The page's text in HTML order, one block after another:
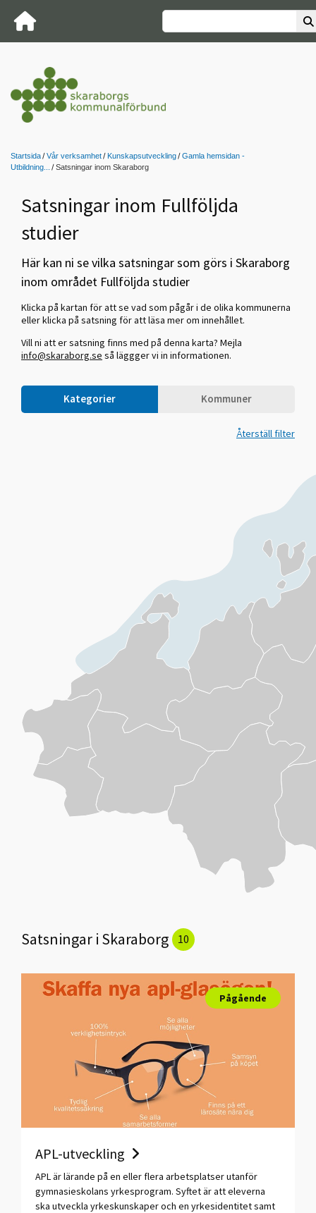
Startsida Vår verksamhet Kunskapsutveckling
Gamla hemsidan -
Utbildning...
Satsningar inom Skaraborg
Satsningar inom Fullföljda
studier
Här kan ni se vilka satsningar som görs i Skaraborg
inom området Fullföljda studier
Klicka på kartan för att se vad som pågår i de olika kommunerna
eller klicka på satsning för att läsa mer om innehållet.
Vill ni att er satsning finns med på denna karta? Mejla
info@skaraborg.se så läggger vi in informationen.
Kategorier Kommuner
Återställ filter
Satsningar i Skaraborg 10
Pågående
APL-utveckling
APL är lärande på en eller flera arbetsplatser utanför
gymnasieskolans yrkesprogram. Syftet är att eleverna
ska utveckla yrkeskunskaper och en yrkesidentitet samt